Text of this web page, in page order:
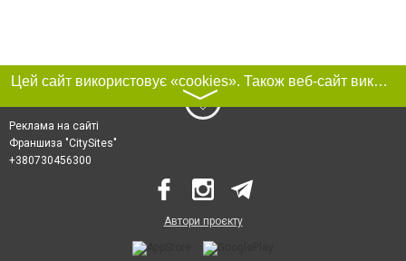
Цей сайт використовує «cookies». Також веб-сайт використовує інтернет-сервіс для збору технічних даних стосовно відвідувачів з метою отримання маркетингової та статистичної інформації. Умови обробки даних відвідувачів сайту див.
〉
Реклама на сайті
Франшиза "CitySites"
+380730456300
Автори проєкту